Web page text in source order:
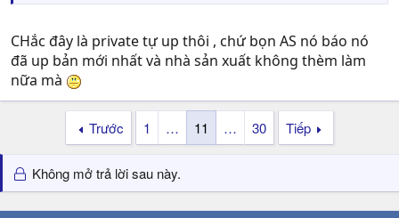
CHắc đây là private tự up thôi , chứ bọn AS nó báo nó
đã up bản mới nhất và nhà sản xuất không thèm làm
nữa mà
Trước 1 … 11 … 30 Tiếp
Không mở trả lời sau này.